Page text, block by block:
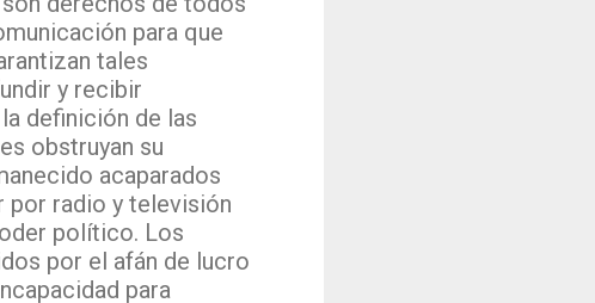
para que
tales
y recibir
definición de las
obstruyan su
acaparados
por radio y televisión
político. Los
por el afán de lucro
para